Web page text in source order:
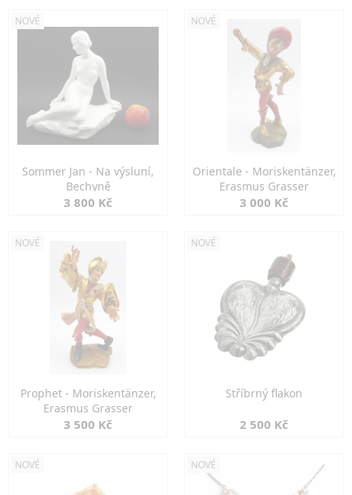
NOVÉ
Sommer Jan - Na výsluní,
Bechyně
3 800 Kč
NOVÉ
Orientale - Moriskentänzer,
Erasmus Grasser
3 000 Kč
NOVÉ
Prophet - Moriskentänzer,
Erasmus Grasser
3 500 Kč
NOVÉ
Stříbrný flakon
2 500 Kč
NOVÉ NOVÉ